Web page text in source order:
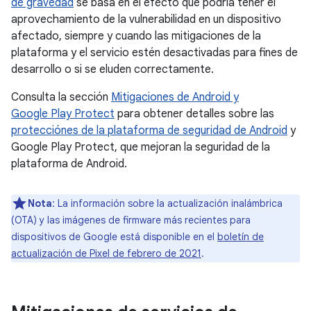
de gravedad se basa en el efecto que podría tener el
aprovechamiento de la vulnerabilidad en un dispositivo
afectado, siempre y cuando las mitigaciones de la
plataforma y el servicio estén desactivadas para fines de
desarrollo o si se eluden correctamente.
Consulta la sección Mitigaciones de Android y
Google Play Protect para obtener detalles sobre las
protecciónes de la plataforma de seguridad de Android y
Google Play Protect, que mejoran la seguridad de la
plataforma de Android.
Nota: La información sobre la actualización inalámbrica
(OTA) y las imágenes de firmware más recientes para
dispositivos de Google está disponible en el boletín de
actualización de Pixel de febrero de 2021.